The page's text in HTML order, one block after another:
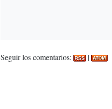
Seguir los comentarios: |